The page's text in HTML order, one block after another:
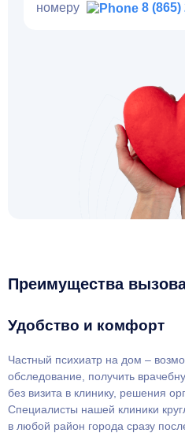
номеру
8 (865)
Преимущества
Удобство и комфорт
Частный психиатр на дом –
обследование, получить
без визита в клинику, решения
Специалисты нашей клиники
в любой район города сразу